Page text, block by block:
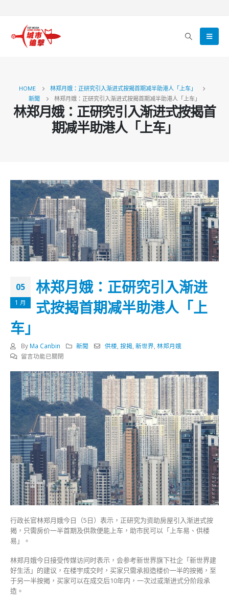
HOME
林郑月娥：正研究引入渐进式按揭首期减半助港人「上车」
新聞
林郑月娥：正研究引入渐进式按揭首期减半助港人「上车」
林郑月娥：正研究引入渐进式按揭首
期减半助港人「上车」
05
1 月
林郑月娥：正研究引入渐进
式按揭首期减半助港人「上
车」
By Ma Canbin 新聞 供楼,按揭,新世界,林郑月娥
在
郑
月
娥：
正
研
究
引
入
渐
进
式
按
揭
期
减
半
港
人
「上
车」〉
留言功能已關閉
行政长官林郑月娥今日（5日）表示，正研究为资助房屋引入渐进式按
揭，只需房价一半首期及供款便能上车，助市民可以「上车易、供楼
易」。
林郑月娥今日接受传媒访问时表示，会参考新世界旗下社企「新世界建
好生活」的建议，在楼宇成交时，买家只需承担造楼价一半的按揭，至
于另一半按揭，买家可以在成交后10年内，一次过或渐进式分阶段承
造。